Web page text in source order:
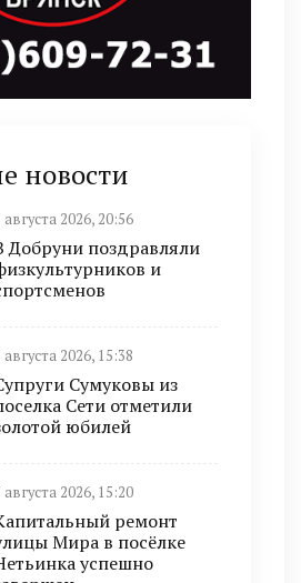
новости
августа 2026, 20:56
Добруни поздравляли
и
августа 2026, 15:38
Сумуковы из
Сети отметили
юбилей
августа 2026, 15:20
ремонт
Мира в посёлке
успешно